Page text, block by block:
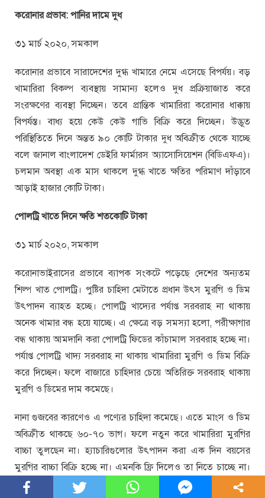
করোনার প্রভাব: পানির দামে দুধ
৩১ মার্চ ২০২০, সমকাল
করোনার প্রভাবে সারাদেশের দুগ্ধ খামারে নেমে এসেছে বিপর্যয়। বড়
খামারিরা বিকল্প ব্যবস্থায় সামান্য হলেও দুধ প্রক্রিয়াজাত করে
সংরক্ষণের ব্যবস্থা নিচ্ছেন। তবে প্রান্তিক খামারিরা করোনার ধাক্কায়
বিপর্যস্ত। বাধ্য হয়ে কেউ কেউ গাভি বিক্রি করে দিচ্ছেন। উদ্ভূত
পরিস্থিতিতে দিনে অন্তত ৯০ কোটি টাকার দুধ অবিক্রীত থেকে যাচ্ছে
বলে জানাল বাংলাদেশ ডেইরি ফার্মারস অ্যাসোসিয়েশন (বিডিএফএ)।
চলমান অবস্থা এক মাস থাকলে দুগ্ধ খাতে ক্ষতির পরিমাণ দাঁড়াবে
আড়াই হাজার কোটি টাকা।
পোলট্রি খাতে দিনে ক্ষতি শতকোটি টাকা
৩১ মার্চ ২০২০, সমকাল
করোনাভাইরাসের প্রভাবে ব্যাপক সংকটে পড়েছে দেশের অন্যতম
শিল্প খাত পোলট্রি। পুষ্টির চাহিদা মেটাতে প্রধান উৎস মুরগি ও ডিম
উৎপাদন ব্যাহত হচ্ছে। পোলট্রি খাদ্যের পর্যাপ্ত সরবরাহ না থাকায়
অনেক খামার বন্ধ হয়ে যাচ্ছে। এ ক্ষেত্রে বড় সমস্যা হলো, পরীক্ষাগার
বন্ধ থাকায় আমদানি করা পোলট্রি ফিডের কাঁচামাল সরবরাহ হচ্ছে না।
পর্যাপ্ত পোলট্রি খাদ্য সরবরাহ না থাকায় খামারিরা মুরগি ও ডিম বিক্রি
করে দিচ্ছেন। ফলে বাজারে চাহিদার চেয়ে অতিরিক্ত সরবরাহ থাকায়
মুরগি ও ডিমের দাম কমেছে।
নানা গুজবের কারণেও এ পণ্যের চাহিদা কমেছে। এতে মাংস ও ডিম
অবিক্রীত থাকছে ৬০-৭০ ভাগ। ফলে নতুন করে খামারিরা মুরগির
বাচ্চা তুলছেন না। হ্যাচারিগুলোর উৎপাদন করা এক দিন বয়সের
মুরগির বাচ্চা বিক্রি হচ্ছে না। এমনকি ফ্রি দিলেও তা নিতে চাচ্ছে না।
এসব কারণে পোলট্রি খাতে প্রতিদিন শতকোটি টাকার বেশি ক্ষতি হচ্ছে